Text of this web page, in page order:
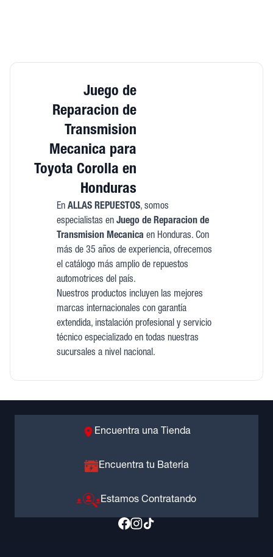
Juego de
Reparacion de
Transmision
Mecanica para
Toyota Corolla en
Honduras
En ALLAS REPUESTOS, somos
especialistas en Juego de Reparacion de
Transmision Mecanica en Honduras. Con
más de 35 años de experiencia, ofrecemos
el catálogo más amplio de repuestos
automotrices del país.
Nuestros productos incluyen las mejores
marcas internacionales con garantía
extendida, instalación profesional y servicio
técnico especializado en todas nuestras
sucursales a nivel nacional.
Encuentra una Tienda
Encuentra tu Batería
Estamos Contratando